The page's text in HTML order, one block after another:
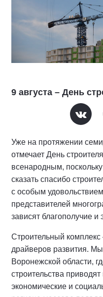
9 августа – День
Уже на протяжении
отмечает День
всенародным,
сказать спасибо
с особым
представителей
зависят благополучие и
Строительный
драйверов развития.
Воронежской области,
строительства
экономические и